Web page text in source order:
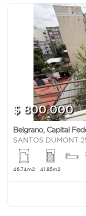
$ 800.000
Belgrano, Capital
SANTOS DUMONT
46.74m2 41.85m2